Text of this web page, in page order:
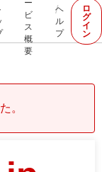
ー
ビ
ス
概
要
ヘ
ル
プ
ロ
グ
イ
ン
。